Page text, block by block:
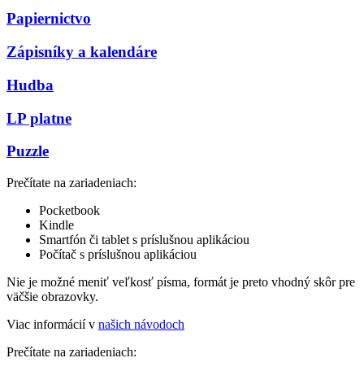
Papiernictvo
Zápisníky a kalendáre
Hudba
LP platne
Puzzle
Prečítate na zariadeniach:
Pocketbook
Kindle
Smartfón či tablet s príslušnou aplikáciou
Počítač s príslušnou aplikáciou
Nie je možné meniť veľkosť písma, formát je preto vhodný skôr pre
väčšie obrazovky.
Viac informácií v našich návodoch
Prečítate na zariadeniach: